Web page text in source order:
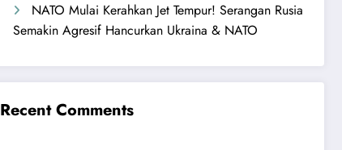
NATO Mulai Kerahkan Jet Tempur! Serangan Rusia
Semakin Agresif Hancurkan Ukraina & NATO
Recent Comments